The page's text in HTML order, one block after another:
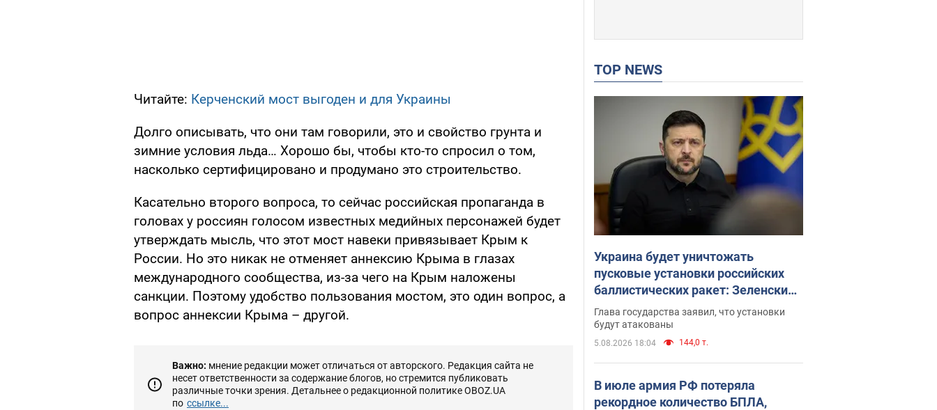
Читайте: Керченский мост выгоден и для Украины
Долго описывать, что они там говорили, это и свойство грунта и
зимние условия льда… Хорошо бы, чтобы кто-то спросил о том,
насколько сертифицировано и продумано это строительство.
Касательно второго вопроса, то сейчас российская пропаганда в
головах у россиян голосом известных медийных персонажей будет
утверждать мысль, что этот мост навеки привязывает Крым к
России. Но это никак не отменяет аннексию Крыма в глазах
международного сообщества, из-за чего на Крым наложены
санкции. Поэтому удобство пользования мостом, это один вопрос, а
вопрос аннексии Крыма – другой.
Важно: мнение редакции может отличаться от авторского. Редакция сайта не
несет ответственности за содержание блогов, но стремится публиковать
различные точки зрения. Детальнее о редакционной политике OBOZ.UA
по ссылке...
TOP NEWS
Украина будет уничтожать
пусковые установки российских
баллистических ракет: Зеленский
провел заседание СНБО
Глава государства заявил, что установки
будут атакованы
5.08.2026 18:04 144,0 т.
В июле армия РФ потеряла
рекордное количество БПЛА,